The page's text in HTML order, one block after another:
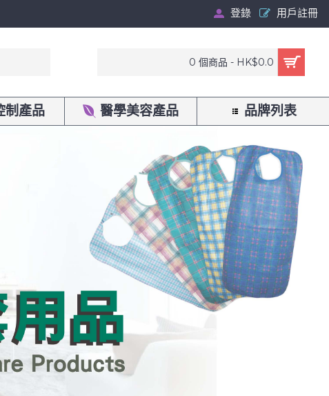
登錄 用戶註冊
0 個商品 - HK$0.0
制產品 醫學美容產品 品牌列表